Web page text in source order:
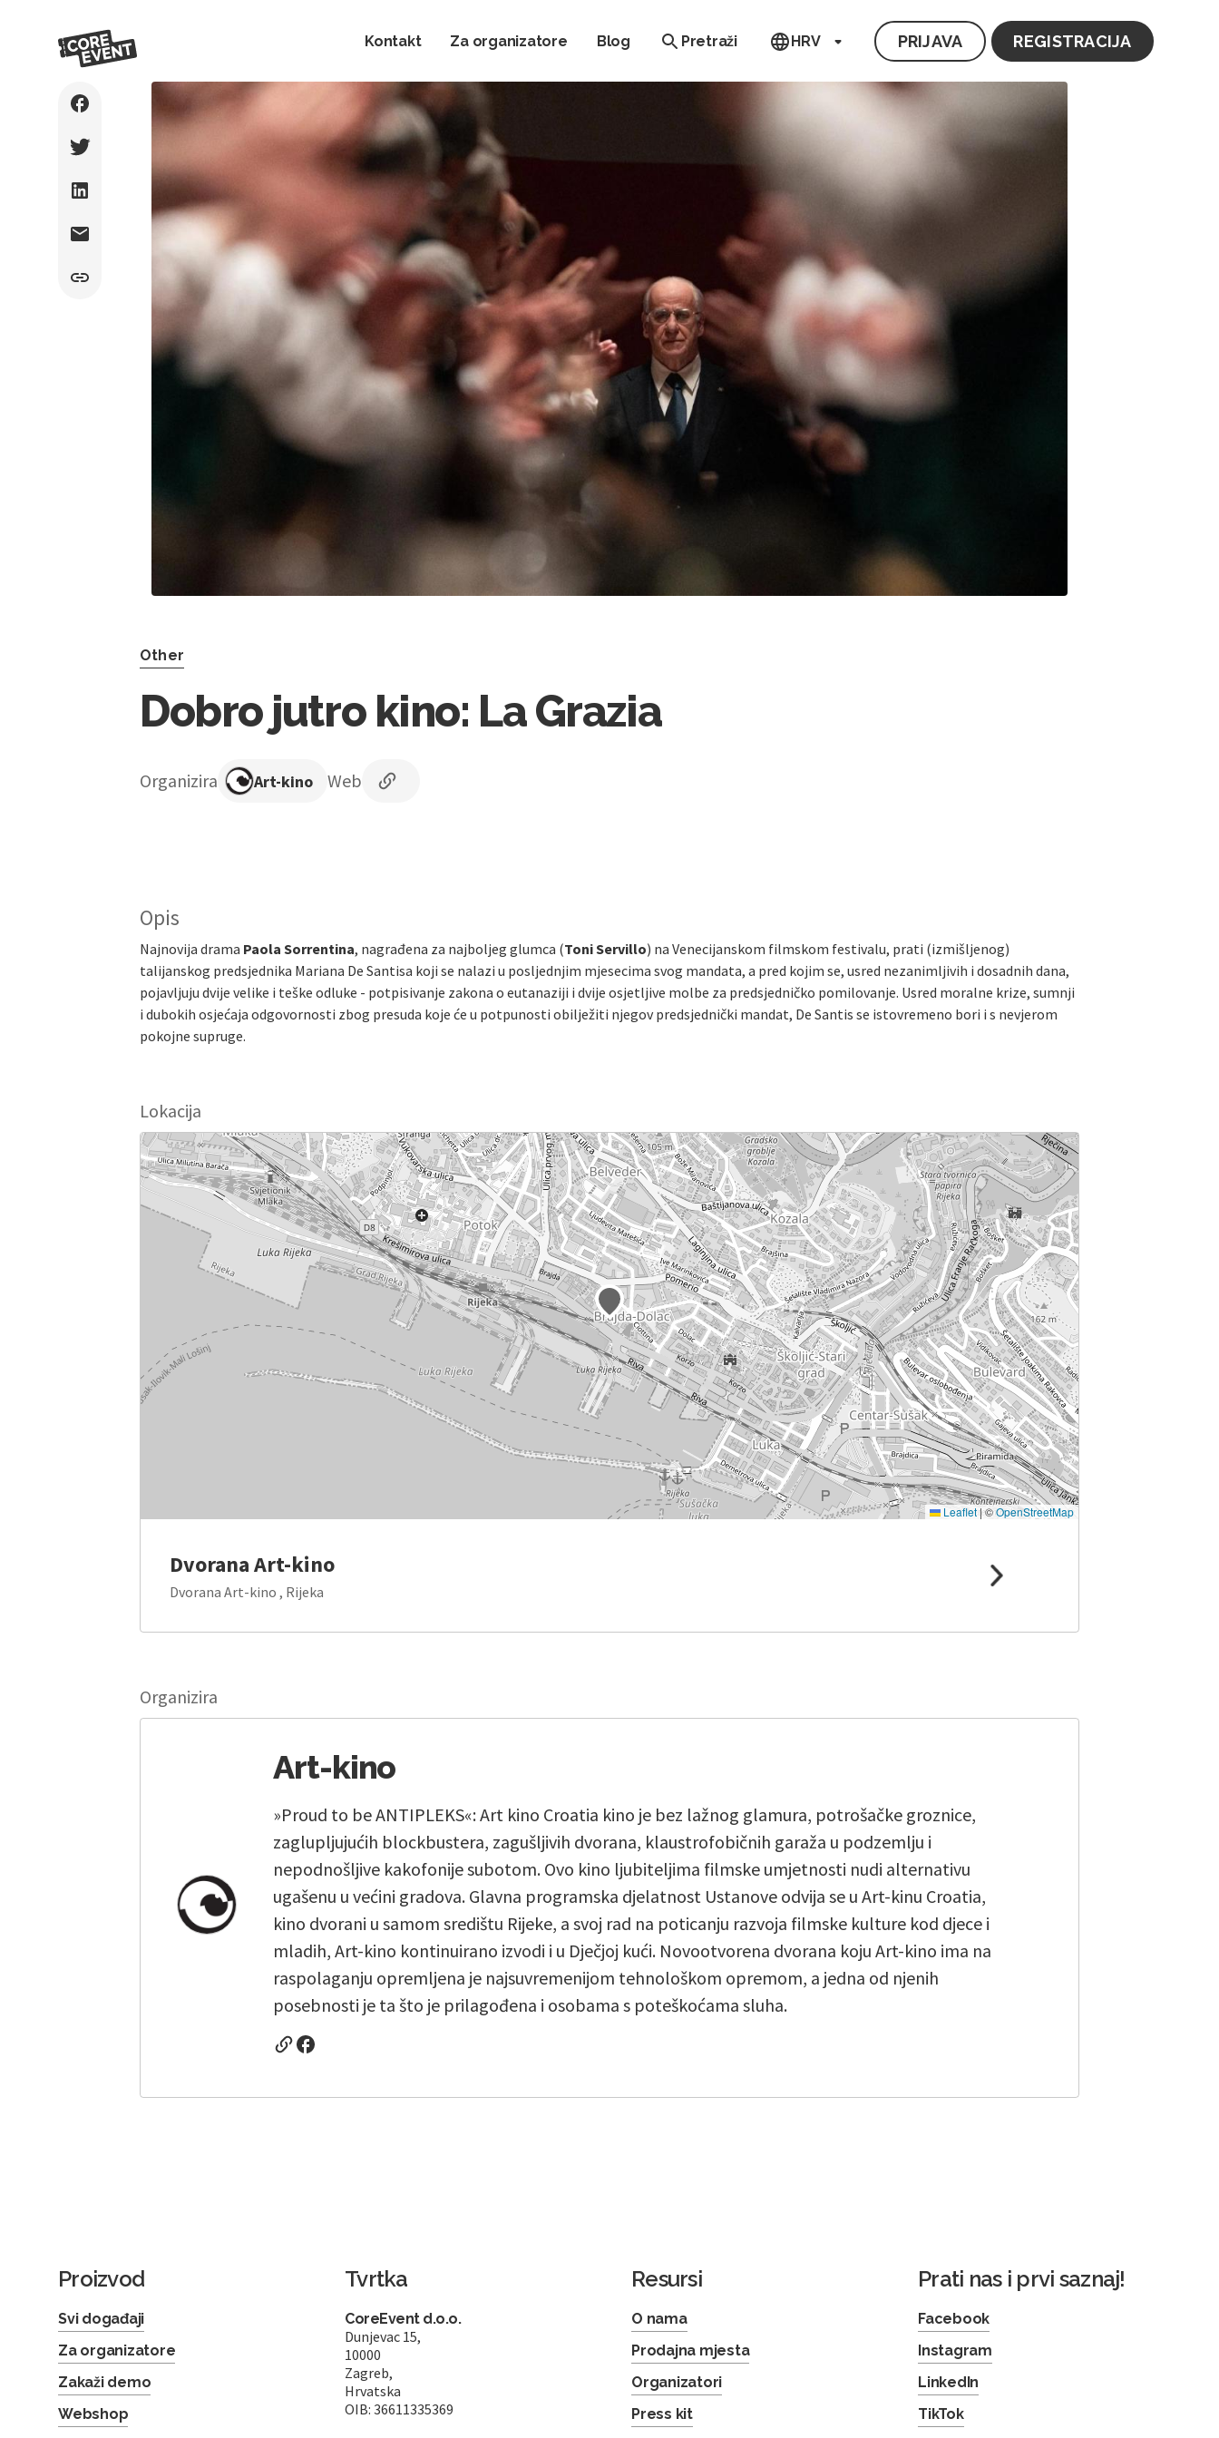
Kontakt Za organizatore Blog Pretraži HRV PRIJAVA REGISTRACIJA
Other
Dobro jutro kino: La Grazia
Organizira Art-kino Web
Opis
Najnovija drama Paola Sorrentina, nagrađena za najboljeg glumca (Toni Servillo) na Venecijanskom filmskom festivalu, prati (izmišljenog)
talijanskog predsjednika Mariana De Santisa koji se nalazi u posljednjim mjesecima svog mandata, a pred kojim se, usred nezanimljivih i dosadnih dana,
pojavljuju dvije velike i teške odluke - potpisivanje zakona o eutanaziji i dvije osjetljive molbe za predsjedničko pomilovanje. Usred moralne krize, sumnji
i dubokih osjećaja odgovornosti zbog presuda koje će u potpunosti obilježiti njegov predsjednički mandat, De Santis se istovremeno bori i s nevjerom
pokojne supruge.
Lokacija
Leaflet|©OpenStreetMap
Dvorana Art-kino
Dvorana Art-kino , Rijeka
Organizira
Art-kino
»Proud to be ANTIPLEKS«: Art kino Croatia kino je bez lažnog glamura, potrošačke groznice,
zaglupljujućih blockbustera, zagušljivih dvorana, klaustrofobičnih garaža u podzemlju i
nepodnošljive kakofonije subotom. Ovo kino ljubiteljima filmske umjetnosti nudi alternativu
ugašenu u većini gradova. Glavna programska djelatnost Ustanove odvija se u Art-kinu Croatia,
kino dvorani u samom središtu Rijeke, a svoj rad na poticanju razvoja filmske kulture kod djece i
mladih, Art-kino kontinuirano izvodi i u Dječjoj kući. Novootvorena dvorana koju Art-kino ima na
raspolaganju opremljena je najsuvremenijom tehnološkom opremom, a jedna od njenih
posebnosti je ta što je prilagođena i osobama s poteškoćama sluha.
Proizvod
Svi događaji
Za organizatore
Zakaži demo
Webshop
Tvrtka
CoreEvent d.o.o.
Dunjevac 15,
10000
Zagreb,
Hrvatska
OIB: 36611335369
Resursi
O nama
Prodajna mjesta
Organizatori
Press kit
Prati nas i prvi saznaj!
Facebook
Instagram
LinkedIn
TikTok